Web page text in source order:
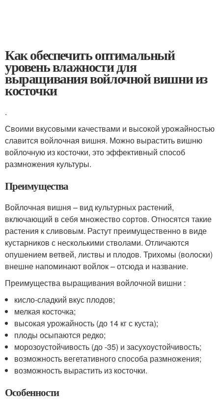
Как обеспечить оптимальный
уровень влажности для
выращивания войлочной вишни из
косточки
.
Своими вкусовыми качествами и высокой урожайностью
славится войлочная вишня. Можно вырастить вишню
войлочную из косточки, это эффективный способ
размножения культуры.
Преимущества
Войлочная вишня – вид культурных растений,
включающий в себя множество сортов. Относятся такие
растения к сливовым. Растут преимущественно в виде
кустарников с несколькими стволами. Отличаются
опушением ветвей, листвы и плодов. Трихомы (волоски)
внешне напоминают войлок – отсюда и название.
Преимущества выращивания войлочной вишни :
кисло-сладкий вкус плодов;
мелкая косточка;
высокая урожайность (до 14 кг с куста);
плоды осыпаются редко;
морозоустойчивость (до -35) и засухоустойчивость;
возможность вегетативного способа размножения;
возможность вырастить из косточки.
Особенности